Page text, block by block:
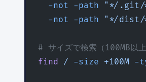
  -not
-path "*/.git/
  -not
-path "*/dist/
# サイズで検索（100MB以上
find / -size +100M -